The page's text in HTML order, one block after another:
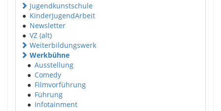
Jugendkunstschule
● KinderJugendArbeit
● Newsletter
● VZ (alt)
Weiterbildungswerk
Werkbühne
● Ausstellung
● Comedy
● Filmvorführung
● Führung
● Infotainment